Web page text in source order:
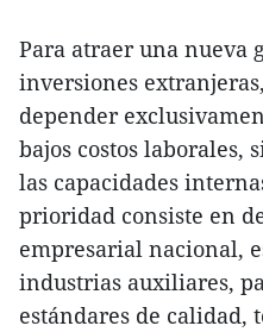
Para atraer una nueva
inversiones
depender
bajos costos laborales,
las capacidades
prioridad consiste en
empresarial nacional,
industrias auxiliares,
estándares de calidad,